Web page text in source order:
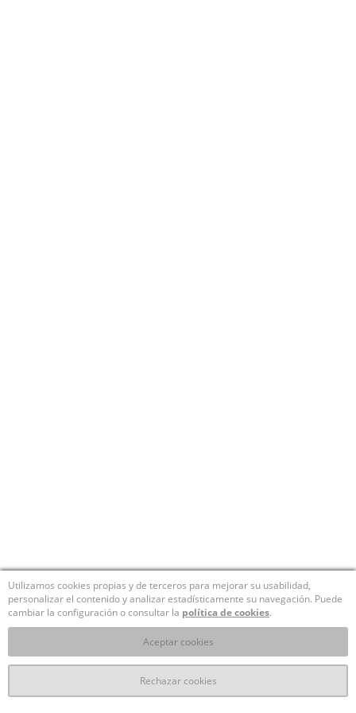
Utilizamos cookies propias y de terceros para mejorar su usabilidad,
personalizar el contenido y analizar estadísticamente su navegación. Puede
cambiar la configuración o consultar la política de cookies.
Aceptar cookies
Rechazar cookies